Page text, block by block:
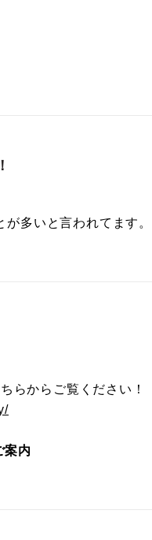
多いと言われてます。
らからご覧ください！
案内